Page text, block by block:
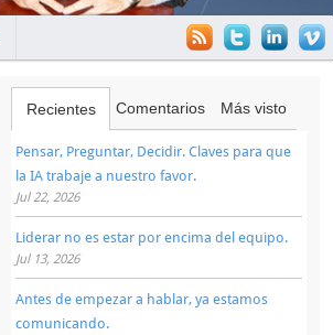
Recientes Comentarios Más visto
Pensar, Preguntar, Decidir. Claves para que
la IA trabaje a nuestro favor.
Jul 22, 2026
Liderar no es estar por encima del equipo.
Jul 13, 2026
Antes de empezar a hablar, ya estamos
comunicando.